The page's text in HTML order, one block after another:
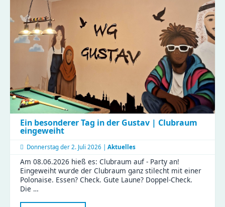
Ein besonderer Tag in der Gustav | Clubraum
eingeweiht
Donnerstag der 2. Juli 2026 | Aktuelles
Am 08.06.2026 hieß es: Clubraum auf - Party an!
Eingeweiht wurde der Clubraum ganz stilecht mit einer
Polonaise. Essen? Check. Gute Laune? Doppel-Check.
Die …